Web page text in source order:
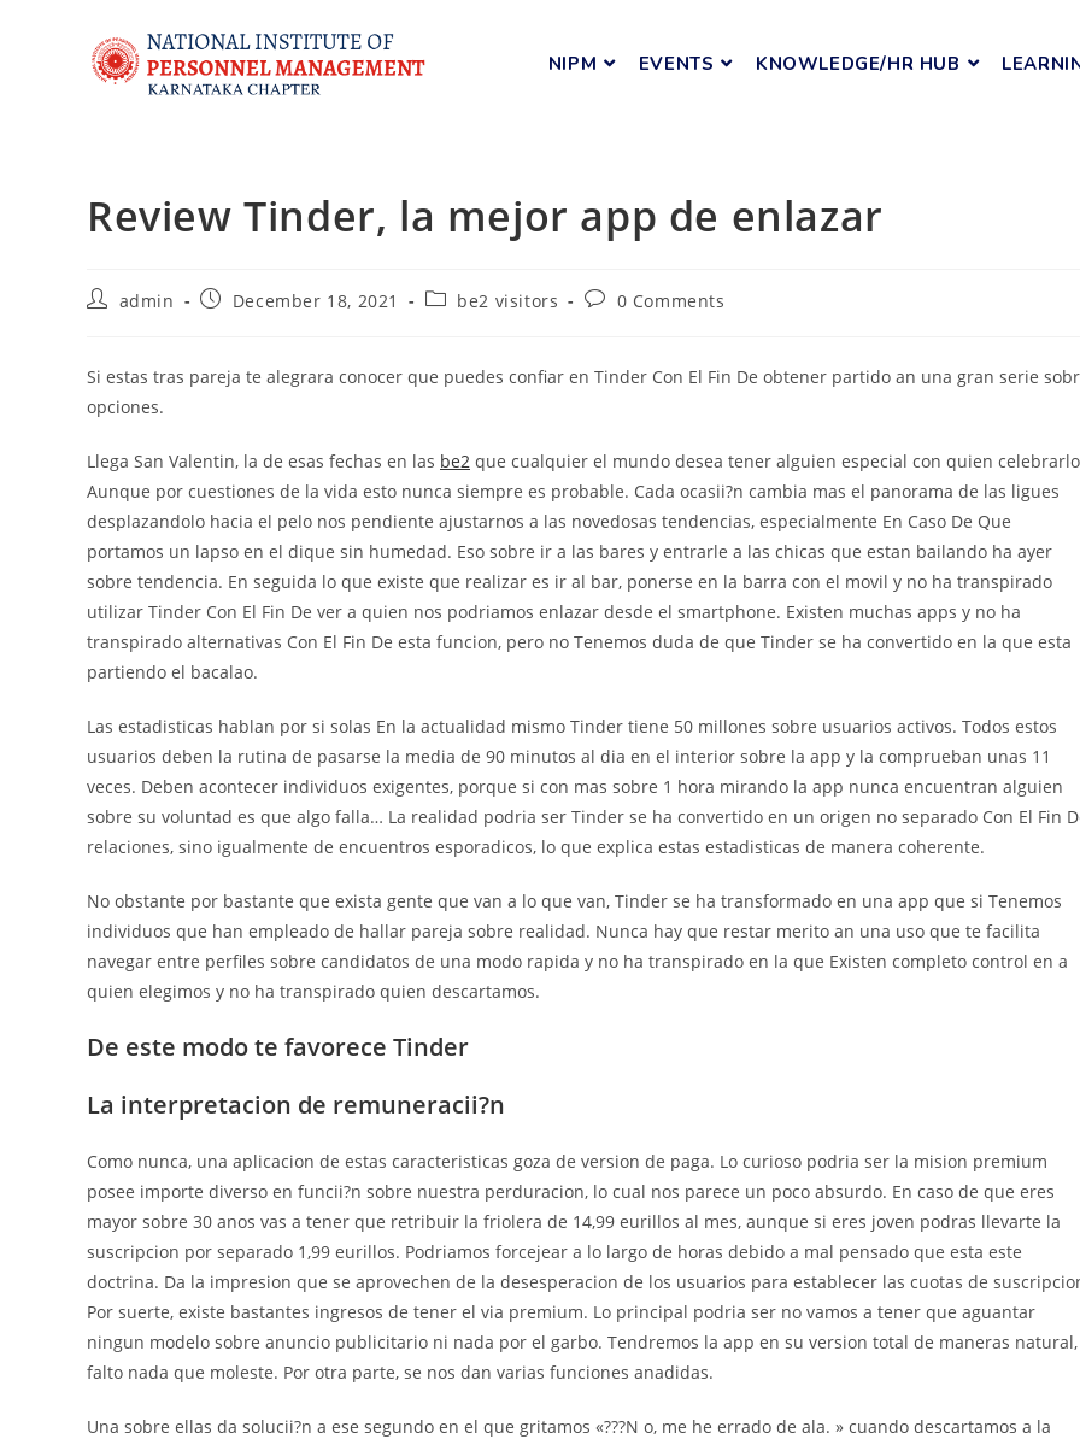
NIPM EVENTS KNOWLEDGE/HR HUB
Review Tinder, la mejor app de enlazar
admin December 18, 2021 be2 visitors 0 Comments
Si estas tras pareja te alegrara conocer que puedes confiar en Tinder Con El Fin De obtener partido an una gran serie
opciones.
Llega San Valentin, la de esas fechas en las be2 que cualquier el mundo desea tener alguien especial con quien
Aunque por cuestiones de la vida esto nunca siempre es probable. Cada ocasii?n cambia mas el panorama de las ligues
desplazandolo hacia el pelo nos pendiente ajustarnos a las novedosas tendencias, especialmente En Caso De Que
portamos un lapso en el dique sin humedad. Eso sobre ir a las bares y entrarle a las chicas que estan bailando ha ayer
sobre tendencia. En seguida lo que existe que realizar es ir al bar, ponerse en la barra con el movil y no ha transpirado
utilizar Tinder Con El Fin De ver a quien nos podri­amos enlazar desde el smartphone. Existen muchas apps y no ha
transpirado alternativas Con El Fin De esta funcion, pero no Tenemos duda de que Tinder se ha convertido en la que esta
partiendo el bacalao.
Las estadisticas hablan por si solas En la actualidad mismo Tinder tiene 50 millones sobre usuarios activos. Todos estos
usuarios deben la rutina de pasarse la media de 90 minutos al dia en el interior sobre la app y la comprueban unas 11
veces. Deben acontecer individuos exigentes, porque si con mas sobre 1 hora mirando la app nunca encuentran alguien
sobre su voluntad es que algo falla… La realidad podri­a ser Tinder se ha convertido en un origen no separado Con El Fin
relaciones, sino igualmente de encuentros esporadicos, lo que explica estas estadisticas de manera coherente.
No obstante por bastante que exista gente que van a lo que van, Tinder se ha transformado en una app que si Tenemos
individuos que han empleado de hallar pareja sobre realidad. Nunca hay que restar merito an una uso que te facilita
navegar entre perfiles sobre candidatos de una modo rapida y no ha transpirado en la que Existen completo control en a
quien elegimos y no ha transpirado quien descartamos.
De este modo te favorece Tinder
La interpretacion de remuneracii?n
Como nunca, una aplicacion de estas caracteristicas goza de version de paga. Lo curioso podri­a ser la mision premium
posee importe diverso en funcii?n sobre nuestra perduracion, lo cual nos parece un poco absurdo. En caso de que eres
mayor sobre 30 anos vas a tener que retribuir la friolera de 14,99 eurillos al mes, aunque si eres joven podras llevarte la
suscripcion por separado 1,99 eurillos. Podriamos forcejear a lo largo de horas debido a mal pensado que esta este
doctrina. Da la impresion que se aprovechen de la desesperacion de los usuarios para establecer las cuotas de
Por suerte, existe bastantes ingresos de tener el via premium. Lo principal podri­a ser no vamos a tener que aguantar
ningun modelo sobre anuncio publicitario ni nada por el garbo. Tendremos la app en su version total de maneras natural,
falto nada que moleste. Por otra parte, se nos dan varias funciones anadidas.
Una sobre ellas da solucii?n a ese segundo en el que gritamos «???N o, me he errado de ala. » cuando descartamos a la